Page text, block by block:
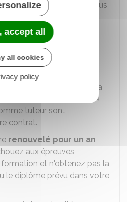
exécuter les tâches qui vous
cette formation.
employeur est
accueillir, vous guider,
utile et suivre votre
l'intitulé précis de la
et le nom et le statut de la
tuteur sont
contrat.
renouvelé pour un an
aux épreuves
et n'obtenez pas la
le diplôme prévu dans votre
accept all
all cookies
policy